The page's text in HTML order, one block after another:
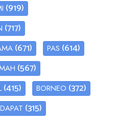
(919)
(717)
(671) PAS (614)
(567)
(415) BORNEO (372)
(315)